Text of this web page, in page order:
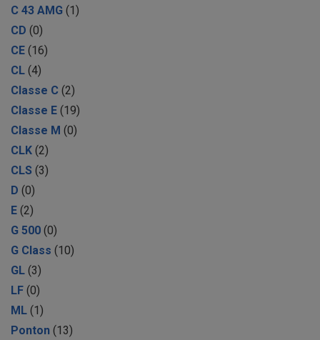
C 43 AMG (1)
CD (0)
CE (16)
CL (4)
Classe C (2)
Classe E (19)
Classe M (0)
CLK (2)
CLS (3)
D (0)
E (2)
G 500 (0)
G Class (10)
GL (3)
LF (0)
ML (1)
Ponton (13)